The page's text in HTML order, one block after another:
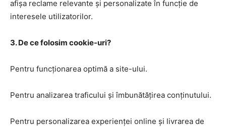
afișa reclame relevante și personalizate în funcție de
interesele utilizatorilor.
3. De ce folosim cookie-uri?
Pentru funcționarea optimă a site-ului.
Pentru analizarea traficului și îmbunătățirea conținutului.
Pentru personalizarea experienței online și livrarea de